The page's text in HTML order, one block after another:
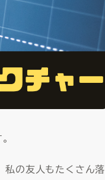
私の友人もたくさん落